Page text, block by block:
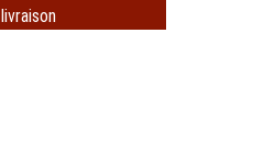
livraison